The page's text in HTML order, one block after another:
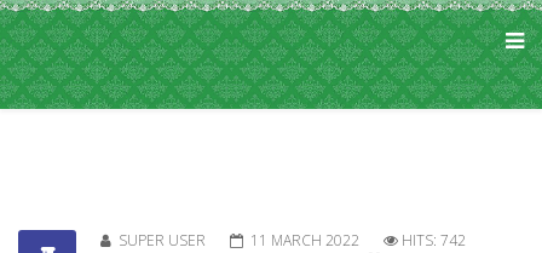
SUPER USER 11 MARCH 2022 HITS: 742